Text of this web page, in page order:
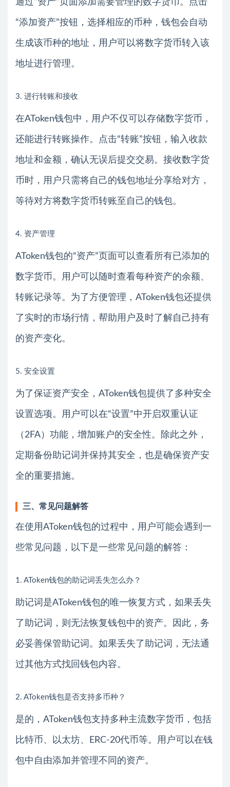
“添加资产”按钮，选择相应的币种，钱包会自动
生成该币种的地址，用户可以将数字货币转入该
地址进行管理。
3. 进行转账和接收
在AToken钱包中，用户不仅可以存储数字货币，
还能进行转账操作。点击“转账”按钮，输入收款
地址和金额，确认无误后提交交易。接收数字货
币时，用户只需将自己的钱包地址分享给对方，
等待对方将数字货币转账至自己的钱包。
4. 资产管理
AToken钱包的“资产”页面可以查看所有已添加的
数字货币。用户可以随时查看每种资产的余额、
转账记录等。为了方便管理，AToken钱包还提供
了实时的市场行情，帮助用户及时了解自己持有
的资产变化。
5. 安全设置
为了保证资产安全，AToken钱包提供了多种安全
设置选项。用户可以在“设置”中开启双重认证
（2FA）功能，增加账户的安全性。除此之外，
定期备份助记词并保持其安全，也是确保资产安
全的重要措施。
三、常见问题解答
在使用AToken钱包的过程中，用户可能会遇到一
些常见问题，以下是一些常见问题的解答：
1. AToken钱包的助记词丢失怎么办？
助记词是AToken钱包的唯一恢复方式，如果丢失
了助记词，则无法恢复钱包中的资产。因此，务
必妥善保管助记词。如果丢失了助记词，无法通
过其他方式找回钱包内容。
2. AToken钱包是否支持多币种？
是的，AToken钱包支持多种主流数字货币，包括
比特币、以太坊、ERC-20代币等。用户可以在钱
包中自由添加并管理不同的资产。